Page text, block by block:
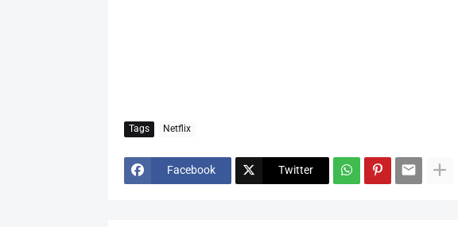
Tags Netflix
Facebook Twitter